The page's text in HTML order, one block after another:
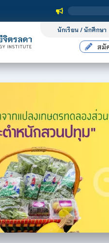
นักเรียน / นักศึกษา
สมั